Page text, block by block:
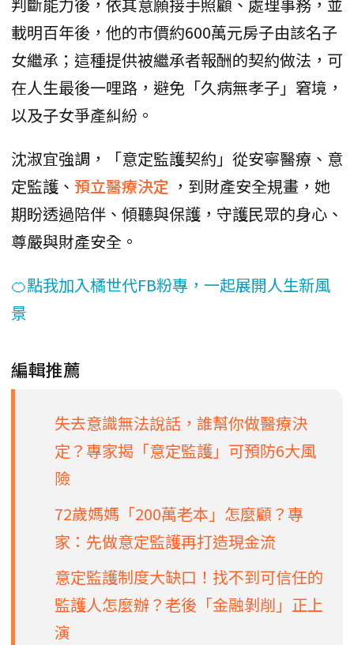
載明百年後，他的市價約600萬元房子由該名子
女繼承；這種提供被繼承者報酬的契約做法，可
在人生最後一哩路，避免「久病無孝子」窘境，
以及子女爭產糾紛。
沈淑宜強調，「意定監護契約」從安寧醫療、意
定監護、 預立醫療決定 ，到財產安全規畫，她
期盼透過陪伴、傾聽與保護，守護民眾的身心、
尊嚴與財產安全。
🍊點我加入橘世代FB粉專，一起展開人生新風
景
編輯推薦
失去意識無法說話，誰幫你做醫療決
定？專家揭「意定監護」可預防6大風
險
72歲媽媽「200萬老本」怎麼顧？專
家：先做意定監護再打造現金流
意定監護制度大缺口！找不到可信任的
監護人怎麼辦？老後「金融剝削」正上
演